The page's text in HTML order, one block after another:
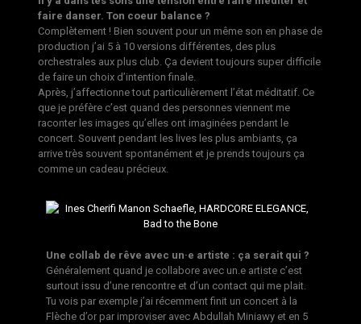
faire danser. Ton coeur balance ?
Complètement ! Bien souvent pour un même son en phase de
production j’ai 5 à 10 versions différentes, des plus
orchestrales aux plus club. Ça devient toujours super difficile
de faire un choix d’intention finale.
Après, j’affectionne tout particulièrement l’état méditatif. Ce
que je préfère c’est quand des personnes viennent me
raconter les images qu’elles ont imaginées pendant le
concert. Souvent pendant les lives les plus ambiants, ça
arrive très souvent spontanément et je prends toujours ça
comme un cadeau précieux.
Une collab de rêve avec un·e artiste : ça serait qui ?
Généralement quand je collabore avec un.e artiste c’est
surtout issu d’une rencontre et d’un contact qui me plait.
Tu vois par exemple j’ai récemment finit un concert à la
Flèche d’or par improviser avec Abdullah Miniawy et en 5